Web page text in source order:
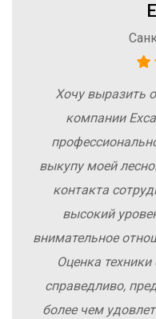
Хочу выразить
компании
выкупу моей
контакта
высокий
внимательное
Оценка
справедливо,
более чем